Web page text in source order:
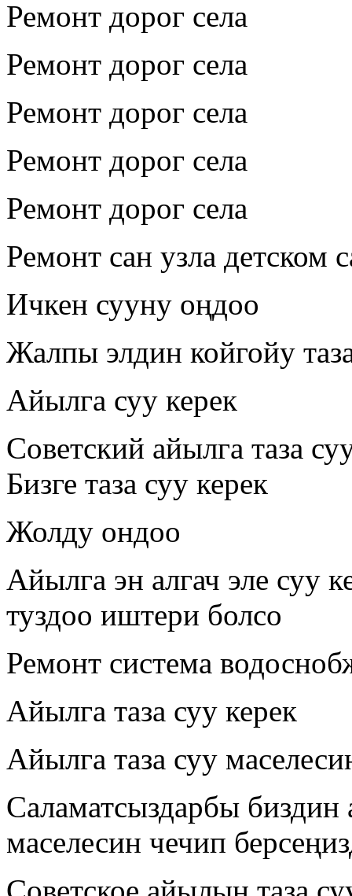
Ремонт дорог села
Ремонт дорог села
Ремонт дорог села
Ремонт дорог села
Ремонт дорог села
Ремонт сан узла детском
Ичкен сууну оңдоо
Жалпы элдин койгойу
Айылга суу керек
Советский айылга таза
Бизге таза суу керек
Жолду ондоо
Айылга эн алгач эле суу
туздоо иштери болсо
Ремонт система
Айылга таза суу керек
Айылга таза суу
Саламатсыздарбы
маселесин чечип